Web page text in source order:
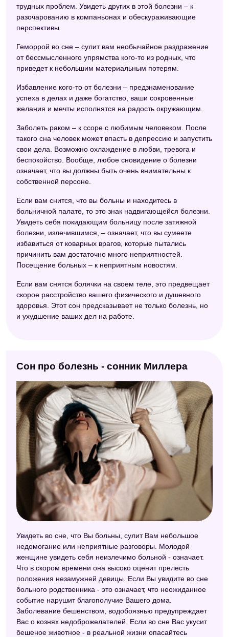
трудных проблем. Увидеть других в этой болезни – к
разочарованию в компаньонах и обескураживающие
перспективы.
Геморрой во сне – сулит вам необычайное раздражение
от бессмысленного упрямства кого-то из родных, что
приведет к небольшим материальным потерям.
Избавление кого-то от болезни – предзнаменование
успеха в делах и даже богатство, ваши сокровенные
желания и мечты исполнятся на радость окружающим.
Заболеть раком – к ссоре с любимым человеком. После
такого сна человек может впасть в депрессию и запустить
свои дела. Возможно охлаждение в любви, тревога и
беспокойство. Вообще, любое сновидение о болезни
означает, что вы должны быть очень внимательны к
собственной персоне.
Если вам снится, что вы больны и находитесь в
больничной палате, то это знак надвигающейся болезни.
Увидеть себя покидающим больницу после затяжной
болезни, излечившимся, – означает, что вы сумеете
избавиться от коварных врагов, которые пытались
причинить вам достаточно много неприятностей.
Посещение больных – к неприятным новостям.
Если вам снятся болячки на своем теле, это предвещает
скорое расстройство вашего физического и душевного
здоровья. Этот сон предсказывает не только болезнь, но
и ухудшение ваших дел на работе.
Сон про болезнь - сонник Миллера
Увидеть во сне, что Вы больны, сулит Вам небольшое
недомогание или неприятные разговоры. Молодой
женщине увидеть себя неизлечимо больной - означает.
Что в скором времени она высоко оценит прелесть
положения незамужней девицы. Если Вы увидите во сне
больного родственника - это означает, что неожиданное
событие нарушит благополучие Вашего дома.
Заболевание бешенством, водобоязнью предупреждает
Вас о кознях недоброжелателей. Если во сне Вас укусит
бешеное животное - в реальной жизни опасайтесь